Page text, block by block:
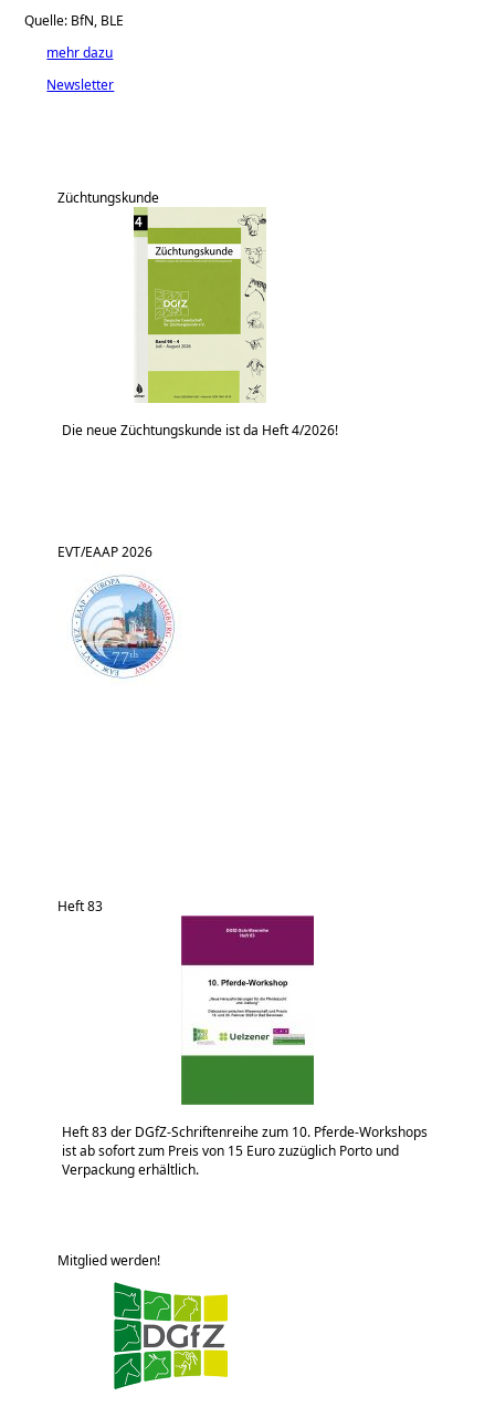
Quelle: BfN, BLE
mehr dazu
Newsletter
Züchtungskunde
Die neue Züchtungskunde ist da Heft 4/2026!
EVT/EAAP 2026
Heft 83
Heft 83 der DGfZ-Schriftenreihe zum 10. Pferde-Workshops
ist ab sofort zum Preis von 15 Euro zuzüglich Porto und
Verpackung erhältlich.
Mitglied werden!